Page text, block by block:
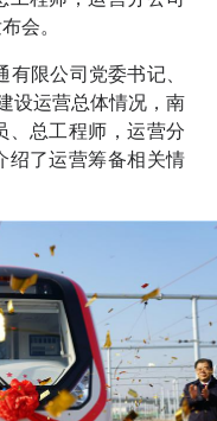
会。
限公司党委书记、
设运营总体情况，南
、总工程师，运营分
绍了运营筹备相关情